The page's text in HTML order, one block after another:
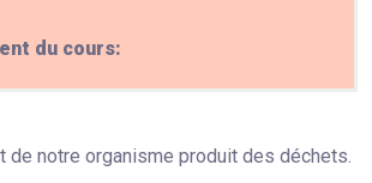
du cours:
de notre organisme produit des déchets.